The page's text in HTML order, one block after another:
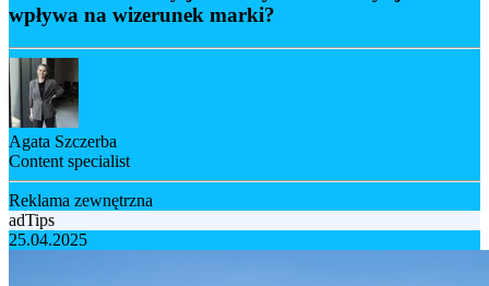
wpływa na wizerunek marki?
Agata Szczerba
Content specialist
Reklama zewnętrzna
adTips
25.04.2025